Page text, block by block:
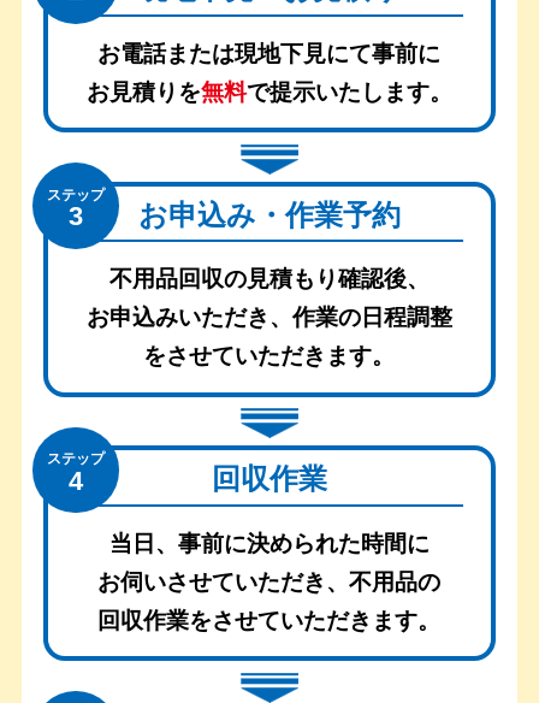
お電話または現地下見にて事前に
お見積りを無料で提示いたします。
ステップ
3 お申込み・作業予約
不用品回収の見積もり確認後、
お申込みいただき、作業の日程調整
をさせていただきます。
ステップ
4 回収作業
当日、事前に決められた時間に
お伺いさせていただき、不用品の
回収作業をさせていただきます。